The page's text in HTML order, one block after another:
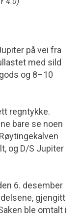
på vei fra
med sild
og 8–10
regntykke.
bare se noen
og D/S Jupiter
6. desember
gjengitt
ble omtalt i